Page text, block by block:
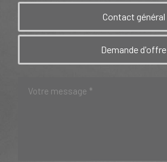
Contact général
Demande d'offre